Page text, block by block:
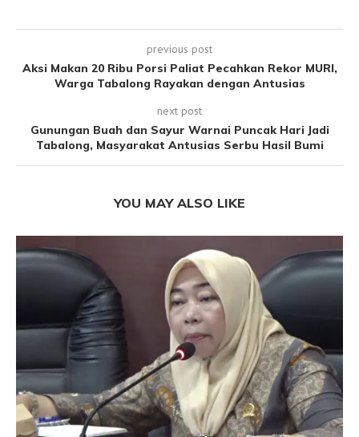
previous post
Aksi Makan 20 Ribu Porsi Paliat Pecahkan Rekor MURI,
Warga Tabalong Rayakan dengan Antusias
next post
Gunungan Buah dan Sayur Warnai Puncak Hari Jadi
Tabalong, Masyarakat Antusias Serbu Hasil Bumi
YOU MAY ALSO LIKE